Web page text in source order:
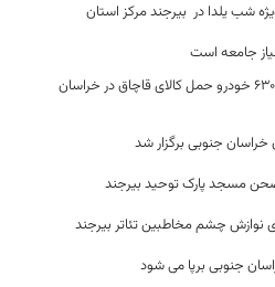
شب یلدا در بیرجند مرکز استان
جامعه است
در یک سال گذشته توقیف ۲ هزار و ۶۳۰ خودرو حمل کالای قاچاق در خراسان
خراسان جنوبی برگزار شد
مسجد پارک توحید بیرجند
نوازش چشم مخاطبین تئاتر بیرجند
جنوبی برپا می شود